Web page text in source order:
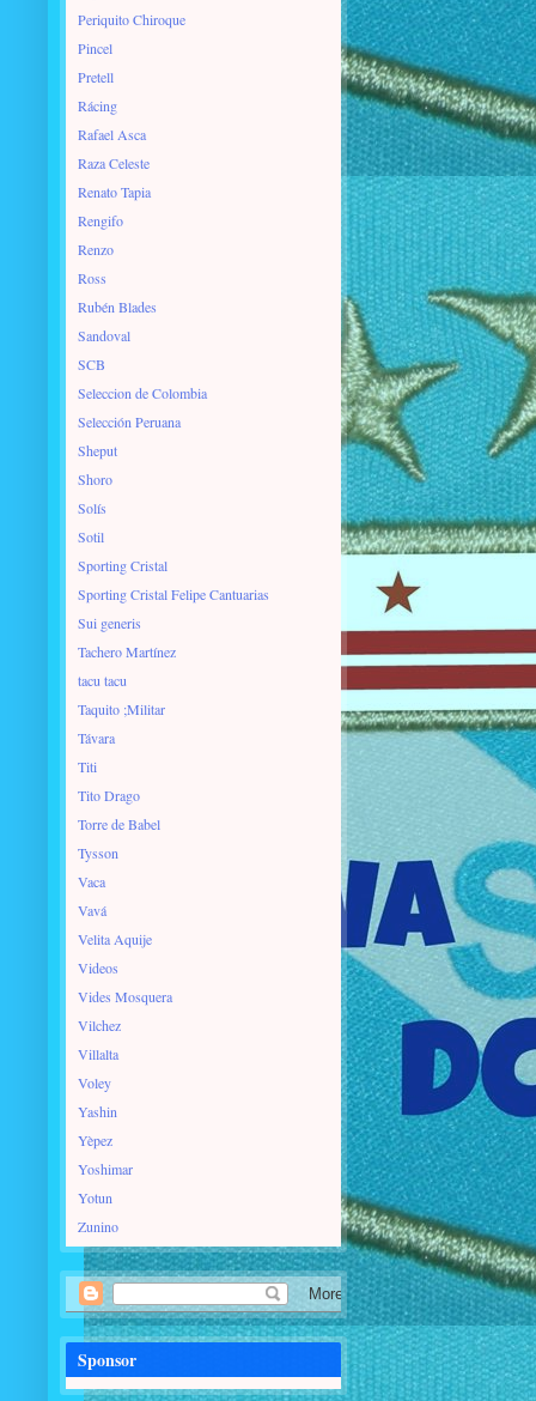
Periquito Chiroque
Pincel
Pretell
Rácing
Rafael Asca
Raza Celeste
Renato Tapia
Rengifo
Renzo
Ross
Rubén Blades
Sandoval
SCB
Seleccion de Colombia
Selección Peruana
Sheput
Shoro
Solís
Sotil
Sporting Cristal
Sporting Cristal Felipe Cantuarias
Sui generis
Tachero Martínez
tacu tacu
Taquito ;Militar
Távara
Titi
Tito Drago
Torre de Babel
Tysson
Vaca
Vavá
Velita Aquije
Videos
Vides Mosquera
Vilchez
Villalta
Voley
Yashin
Yèpez
Yoshimar
Yotun
Zunino
Sponsor